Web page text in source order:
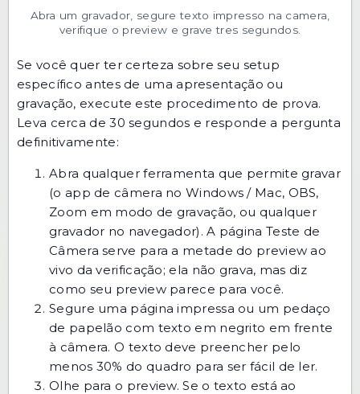
Abra um gravador, segure texto impresso na camera,
verifique o preview e grave tres segundos.
Se você quer ter certeza sobre seu setup
específico antes de uma apresentação ou
gravação, execute este procedimento de prova.
Leva cerca de 30 segundos e responde a pergunta
definitivamente:
Abra qualquer ferramenta que permite gravar
(o app de câmera no Windows / Mac, OBS,
Zoom em modo de gravação, ou qualquer
gravador no navegador). A página Teste de
Câmera serve para a metade do preview ao
vivo da verificação; ela não grava, mas diz
como seu preview parece para você.
Segure uma página impressa ou um pedaço
de papelão com texto em negrito em frente
à câmera. O texto deve preencher pelo
menos 30% do quadro para ser fácil de ler.
Olhe para o preview. Se o texto está ao